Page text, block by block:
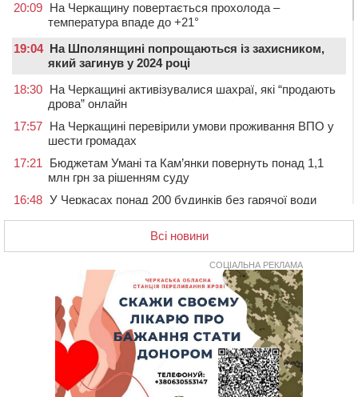
20:09 На Черкащину повертається прохолода –
температура впаде до +21°
19:04 На Шполянщині попрощаються із захисником,
який загинув у 2024 році
18:30 На Черкащині активізувалися шахраї, які “продають
дрова” онлайн
17:57 На Черкащині перевірили умови проживання ВПО у
шести громадах
17:21
Бюджетам Умані та Кам’янки повернуть понад 1,1
млн грн за рішенням суду
16:48 У Черкасах понад 200 будинків без гарячої води
На Звенигородщині провели в останню путь
загиблого на Херсонщині військового
Сьогодні ЛНЗ зустрінеться з “Карпатами” у Львові
Поблизу Умані нетверезий водій Jaguar протаранив
два автомобілі
У Черкасах попрощалися з матросом та
солдатом, які загинули на війні
У Жашкові чоловік погрожував людям гранатою і
Всі новини
СОЦІАЛЬНА РЕКЛАМА